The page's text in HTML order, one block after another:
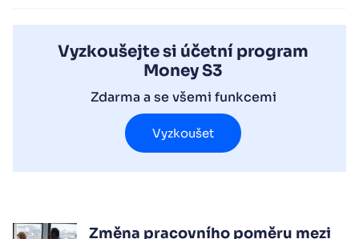
Vyzkoušejte si účetní program
Money S3
Zdarma a se všemi funkcemi
Vyzkoušet
Změna pracovního poměru mezi